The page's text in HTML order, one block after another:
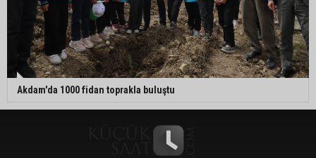
Akdam'da 1000 fidan toprakla buluştu